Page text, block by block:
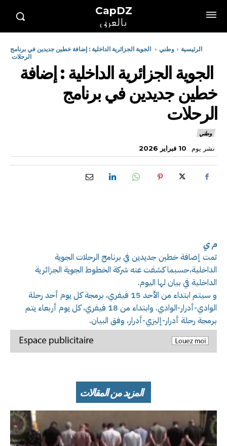
CapDZ
بالعربي
الرئيسية وطني
الجوية الجزائرية الداخلية : إضافة خطين جديدين في برنامج
الرحلات
الجوية الجزائرية الداخلية : إضافة
خطين جديدين في برنامج
الرحلات
وطني
نشر يوم 10 فبراير 2026
م ي
تمت إضافة خطين جديدين في برنامج الرحلات الجوية
الداخلية،حسبما كشفت عنه شركة الخطوط الجوية الجزائرية
الداخلية في بيان لها اليوم.
و سيتم ابتداء من الأحد 15 فيفري، برمجة كل يوم أحد رحلة
الوادي-أدرار-الوادي. وابتداء من 18 فيفري، كل يوم أربعاء يتم
برمجة رحلة أدرار-إليزي-أدرار، وفق البيان.
المزيد من المقالات